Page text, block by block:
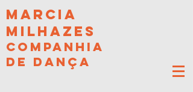
MARCIA
MILHAZES
COMPANHIA
DE DANÇA